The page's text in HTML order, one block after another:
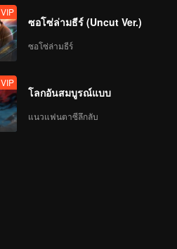
VIP
ซอโซ่ล่ามธีร์ (Uncut Ver.)
ซอโซ่ล่ามธีร์
VIP
โลกอันสมบูรณ์แบบ
แนวแฟนตาซีลึกลับ